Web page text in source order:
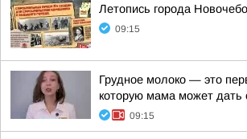
Летопись города
09:15
Грудное молоко — это
которую мама может
09:15